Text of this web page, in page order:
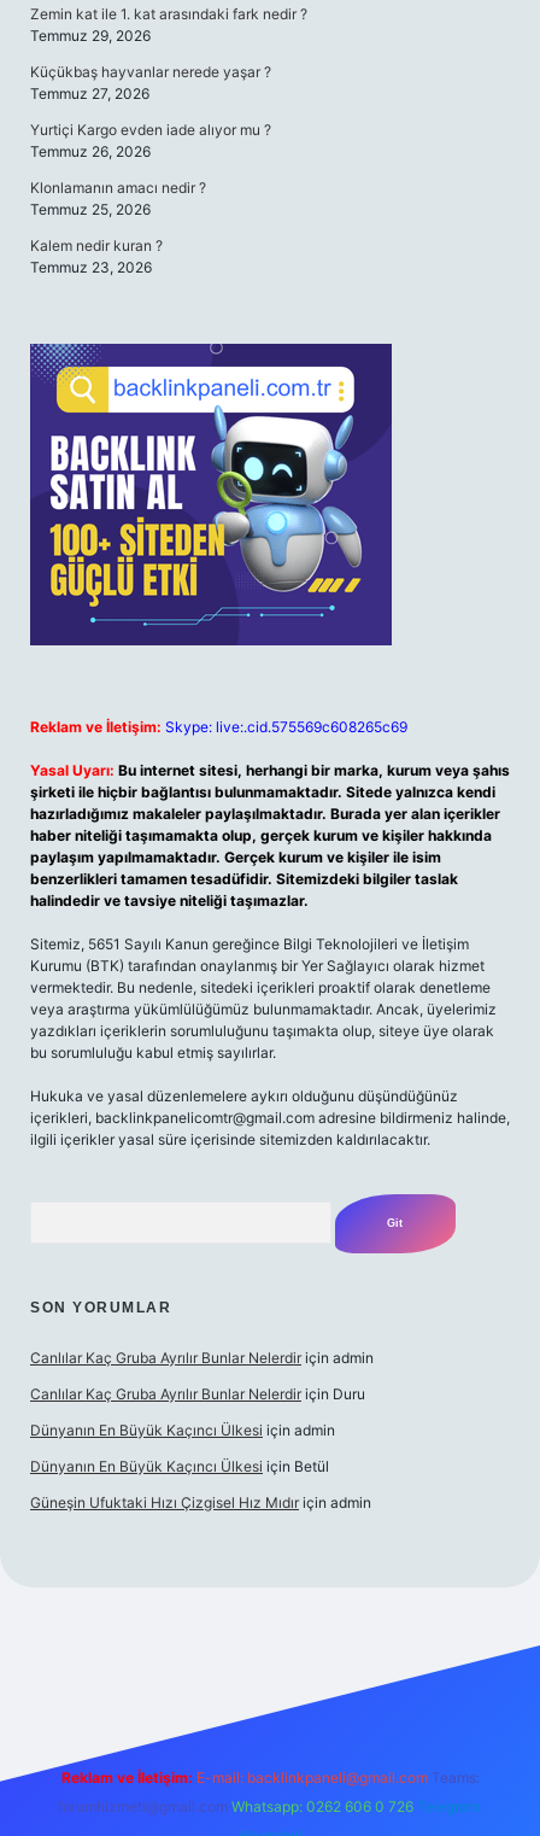
Zemin kat ile 1. kat arasındaki fark nedir ?
Temmuz 29, 2026
Küçükbaş hayvanlar nerede yaşar ?
Temmuz 27, 2026
Yurtiçi Kargo evden iade alıyor mu ?
Temmuz 26, 2026
Klonlamanın amacı nedir ?
Temmuz 25, 2026
Kalem nedir kuran ?
Temmuz 23, 2026
Reklam ve İletişim: Skype: live:.cid.575569c608265c69
Yasal Uyarı: Bu internet sitesi, herhangi bir marka, kurum veya şahıs
şirketi ile hiçbir bağlantısı bulunmamaktadır. Sitede yalnızca kendi
hazırladığımız makaleler paylaşılmaktadır. Burada yer alan içerikler
haber niteliği taşımamakta olup, gerçek kurum ve kişiler hakkında
paylaşım yapılmamaktadır. Gerçek kurum ve kişiler ile isim
benzerlikleri tamamen tesadüfidir. Sitemizdeki bilgiler taslak
halindedir ve tavsiye niteliği taşımazlar.
Sitemiz, 5651 Sayılı Kanun gereğince Bilgi Teknolojileri ve İletişim
Kurumu (BTK) tarafından onaylanmış bir Yer Sağlayıcı olarak hizmet
vermektedir. Bu nedenle, sitedeki içerikleri proaktif olarak denetleme
veya araştırma yükümlülüğümüz bulunmamaktadır. Ancak, üyelerimiz
yazdıkları içeriklerin sorumluluğunu taşımakta olup, siteye üye olarak
bu sorumluluğu kabul etmiş sayılırlar.
Hukuka ve yasal düzenlemelere aykırı olduğunu düşündüğünüz
içerikleri, backlinkpanelicomtr@gmail.com adresine bildirmeniz halinde,
ilgili içerikler yasal süre içerisinde sitemizden kaldırılacaktır.
SON YORUMLAR
Canlılar Kaç Gruba Ayrılır Bunlar Nelerdir için admin
Canlılar Kaç Gruba Ayrılır Bunlar Nelerdir için Duru
Dünyanın En Büyük Kaçıncı Ülkesi için admin
Dünyanın En Büyük Kaçıncı Ülkesi için Betül
Güneşin Ufuktaki Hızı Çizgisel Hız Mıdır için admin
Reklam ve İletişim: E-mail: backlinkpaneli@gmail.com Teams:
forumhizmeti@gmail.com Whatsapp: 0262 606 0 726 Telegram: